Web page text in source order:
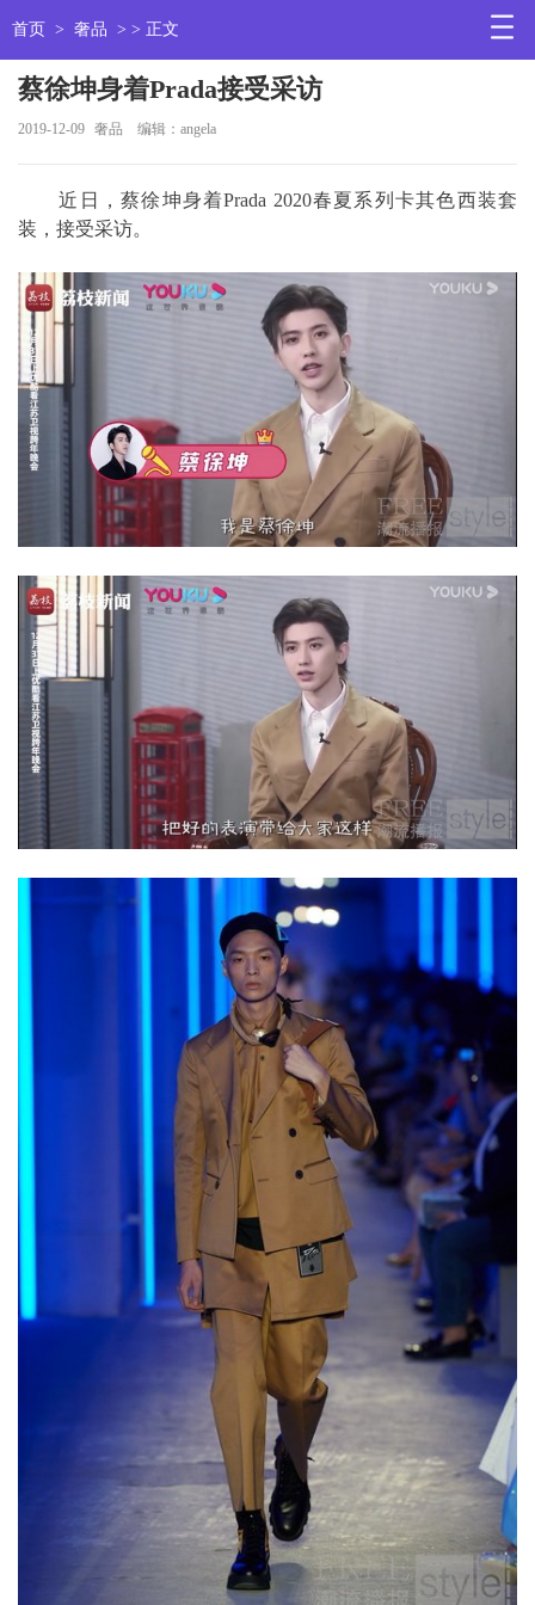
首页 > 奢品 > > 正文
蔡徐坤身着Prada接受采访
2019-12-09 奢品 编辑：angela
近日，蔡徐坤身着Prada 2020春夏系列卡其色西装套
装，接受采访。